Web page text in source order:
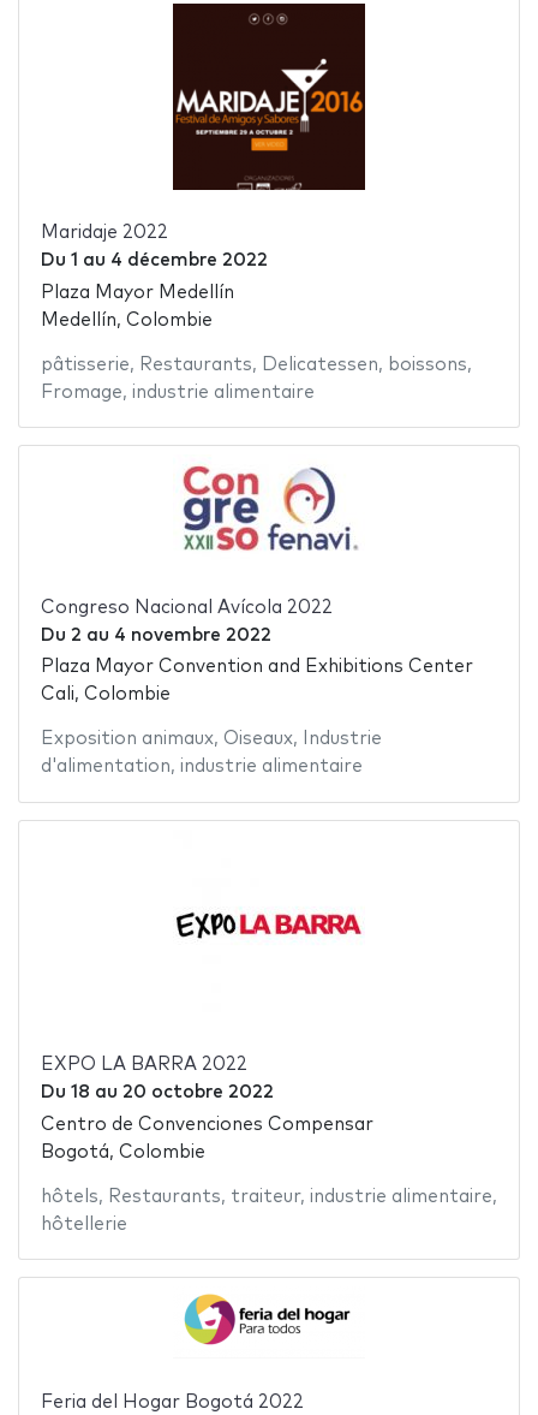
Maridaje 2022
Du 1 au 4 décembre 2022
Plaza Mayor Medellín
Medellín, Colombie
pâtisserie, Restaurants, Delicatessen, boissons,
Fromage, industrie alimentaire
Congreso Nacional Avícola 2022
Du 2 au 4 novembre 2022
Plaza Mayor Convention and Exhibitions Center
Cali, Colombie
Exposition animaux, Oiseaux,
Industrie
d'alimentation, industrie alimentaire
EXPO LA BARRA 2022
Du 18 au 20 octobre 2022
Centro de Convenciones Compensar
Bogotá, Colombie
hôtels, Restaurants, traiteur, industrie alimentaire,
hôtellerie
Feria del Hogar Bogotá 2022